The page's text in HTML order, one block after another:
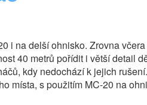
i na delší ohnisko. Zrovna
40 metrů pořídit i větší detail
kdy nedochází k jejich
místa, s použitím MC-20 na